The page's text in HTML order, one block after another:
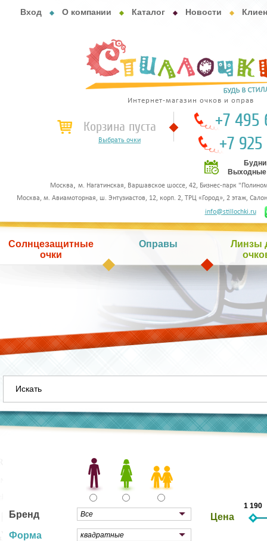
Вход О компании Каталог Новости
Интернет-магазин очков и оправ
Корзина пуста
Выбрать очки
+7 495
+7
Выходные
Москва, м. Нагатинская, Варшавское шоссе, 42, Бизнес-парк
Москва, м. Авиамоторная, ш. Энтузиастов, 12, корп. 2, ТРЦ «Город», 2 этаж,
info@stillochki.ru
Солнцезащитные
очки
Оправы
Линзы
Бренд
Форма
Цена
1 190